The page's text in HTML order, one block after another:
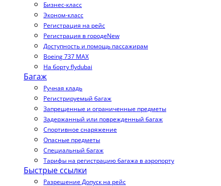
Бизнес-класс
Эконом-класс
Регистрация на рейс
Регистрация в городеNew
Доступность и помощь пассажирам
Boeing 737 MAX
На борту flydubai
Багаж
Ручная кладь
Регистрируемый багаж
Запрещенные и ограниченные предметы
Задержанный или поврежденный багаж
Спортивное снаряжение
Опасные предметы
Специальный багаж
Тарифы на регистрацию багажа в аэропорту
Быстрые ссылки
Разрешение Допуск на рейс